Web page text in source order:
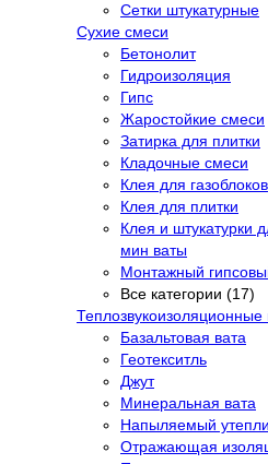
Сетки штукатурные
Сухие смеси
Бетонолит
Гидроизоляция
Гипс
Жаростойкие смеси
Затирка для плитки
Кладочные смеси
Клея для газоблоков
Клея для плитки
Клея и штукатурки
мин ваты
Монтажный
Все категории (17)
Базальтовая вата
Геотекситль
Джут
Минеральная вата
Напыляемый
Отражающая